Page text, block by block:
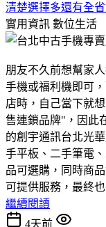
清楚選擇多還有全
實用資訊 數位生活
朋友不久前想幫家
手機或福利機即可
店時，自己當下就
售連鎖品牌"，因此
的創宇通訊台北光
手平板、二手筆電
品可選購，同時商
可提供服務，最終
繼續閱讀
4天前